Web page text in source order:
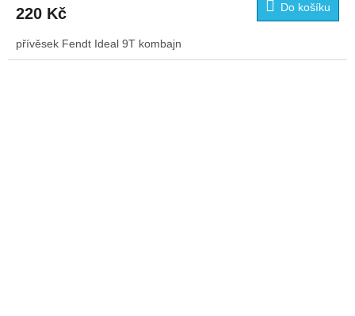
220 Kč Do košíku
přívěsek Fendt Ideal 9T kombajn